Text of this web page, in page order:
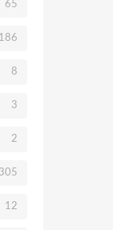
65
186
8
3
2
12